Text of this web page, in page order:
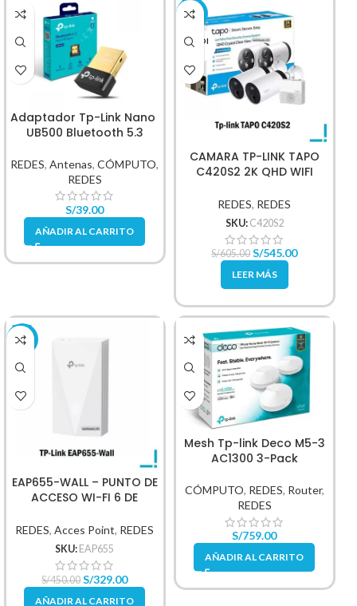
Adaptador Tp-Link Nano
UB500 Bluetooth 5.3
REDES,Antenas,CÓMPUTO,
REDES
S/39.00
AÑADIR AL CARRITO
-10%
VENDI
CAMARA TP-LINK TAPO
C420S2 2K QHD WIFI
NOCTURNA
REDES, REDES
SKU: C420S2
S/605.00 S/545.00
LEER MÁS
-27%
EAP655-WALL – PUNTO DE
ACCESO WI-FI 6 DE
REDES,Acces Point, REDES
SKU: EAP655
S/450.00 S/329.00
AÑADIR AL CARRITO
Mesh Tp-link Deco M5-3
AC1300 3-Pack
CÓMPUTO, REDES, Router,
REDES
S/759.00
AÑADIR AL CARRITO